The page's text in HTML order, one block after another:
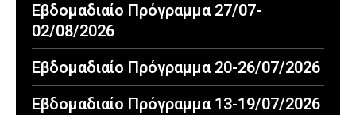
Εβδομαδιαίο Πρόγραμμα 27/07-
02/08/2026
Εβδομαδιαίο Πρόγραμμα 20-26/07/2026
Εβδομαδιαίο Πρόγραμμα 13-19/07/2026